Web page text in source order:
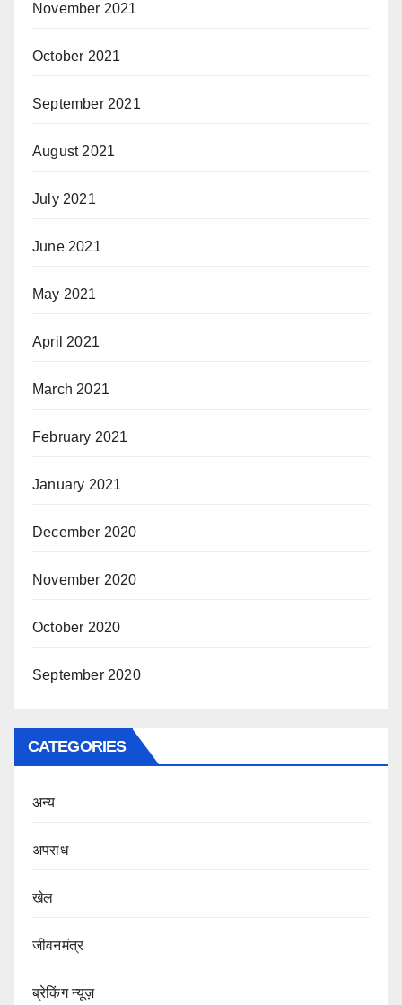
November 2021
October 2021
September 2021
August 2021
July 2021
June 2021
May 2021
April 2021
March 2021
February 2021
January 2021
December 2020
November 2020
October 2020
September 2020
CATEGORIES
अन्य
अपराध
खेल
जीवनमंत्र
ब्रेकिंग न्यूज़